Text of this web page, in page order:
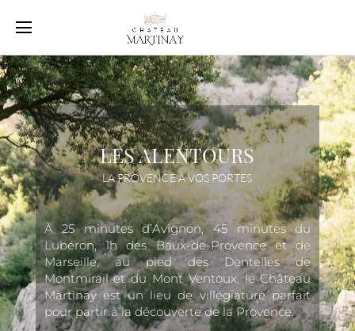
Mariages & Événements privés
Événements d’entreprise
Villégiatures au Château
Shootings et tournages
Sport & Bien-être
Les alentours
LES ALENTOURS
LA PROVENCE À VOS PORTES
À 25 minutes d’Avignon, 45 minutes du
Lubéron, 1h des Baux-de-Provence et de
Marseille, au pied des Dentelles de
Montmirail et du Mont Ventoux, le Château
Martinay est un lieu de villégiature parfait
pour partir à la découverte de la Provence.